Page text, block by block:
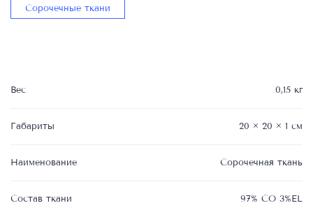
Сорочечные ткани
Вес 0,15 кг
Габариты 20 × 20 × 1 см
Наименование Сорочечная ткань
Состав ткани 97% CO 3%EL